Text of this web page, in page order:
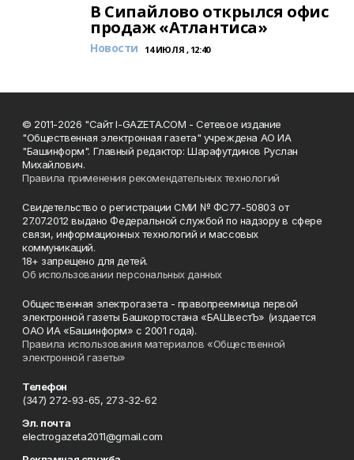
В Сипайлово открылся офис
продаж «Атлантиса»
Новости 14 ИЮЛЯ , 12:40
© 2011-2026 "Сайт I-GAZETA.COM - Сетевое издание
"Общественная электронная газета" учреждена АО ИА
"Башинформ". Главный редактор: Шарафутдинов Руслан
Михайлович.
Правила применения рекомендательных технологий
Свидетельство о регистрации СМИ № ФС77-50803 от
27.07.2012 выдано Федеральной службой по надзору в сфере
связи, информационных технологий и массовых
коммуникаций.
18+ запрещено для детей.
Об использовании персональных данных
Общественная электрогазета - правопреемница первой
электронной газеты Башкортостана «БАШвестЪ» (издается
ОАО ИА «Башинформ» с 2001 года).
Правила использования материалов «Общественной
электронной газеты»
Телефон
(347) 272-93-65, 273-32-62
Эл. почта
electrogazeta2011@gmail.com